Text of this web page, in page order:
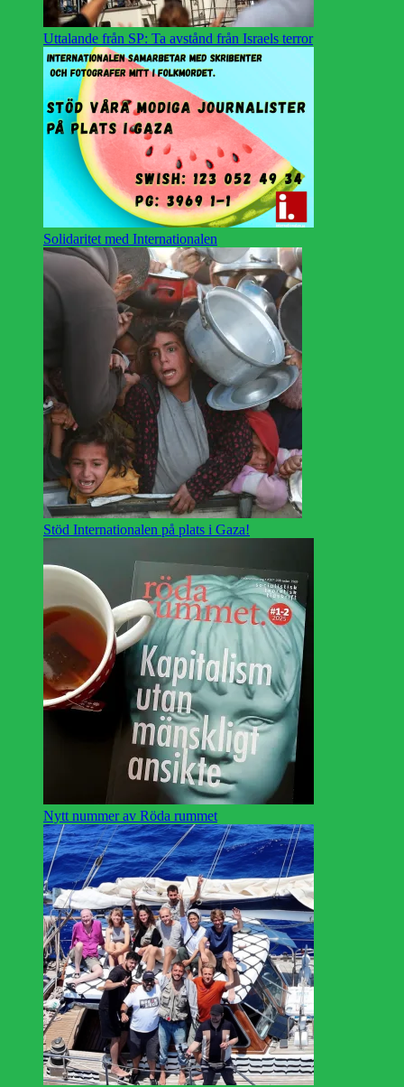
Uttalande från SP: Ta avstånd från Israels terror
Solidaritet med Internationalen
Stöd Internationalen på plats i Gaza!
Nytt nummer av Röda rummet